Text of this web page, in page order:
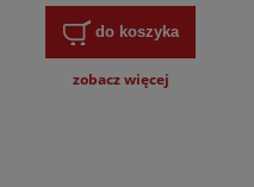
do koszyka
zobacz więcej